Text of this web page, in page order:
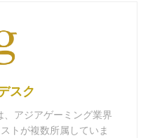
スク
、アジアゲーミング業界
トが複数所属していま